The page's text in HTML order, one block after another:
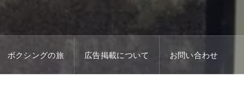
ボクシングの旅 広告掲載について お問い合わせ